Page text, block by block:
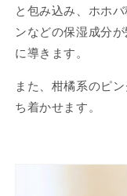
と包み込み、ホホ
ンなどの保湿成分
に導きます。
また、柑橘系のピ
ち着かせます。